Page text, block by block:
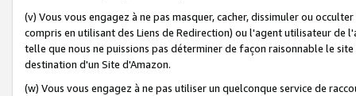
(v) Vous vous engagez à ne pas masquer, cacher, dissimuler ou
compris en utilisant des Liens de Redirection) ou l'agent utilisateur
telle que nous ne puissions pas déterminer de façon raisonnable le
destination d'un Site d'Amazon.
(w) Vous vous engagez à ne pas utiliser un quelconque service de